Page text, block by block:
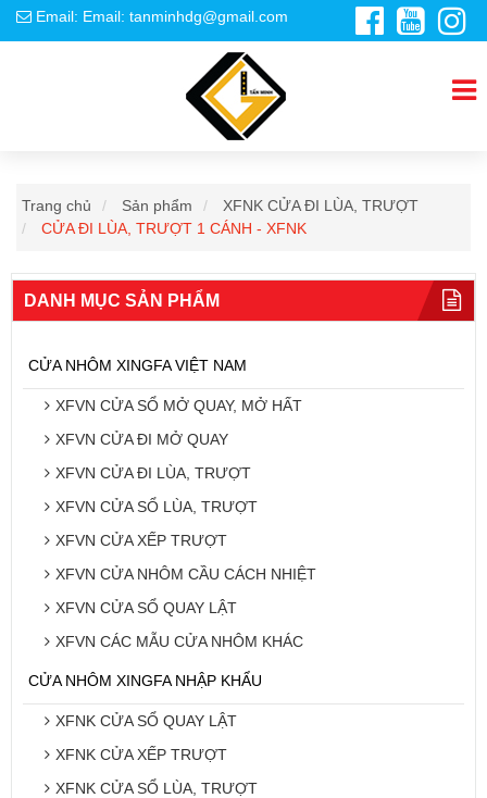
Email: Email: tanminhdg@gmail.com
Trang chủ Sản phẩm
XFNK CỬA ĐI LÙA, TRƯỢT
CỬA ĐI LÙA, TRƯỢT 1 CÁNH - XFNK
DANH MỤC SẢN PHẨM
CỬA NHÔM XINGFA VIỆT NAM
XFVN CỬA SỔ MỞ QUAY, MỞ HẤT
XFVN CỬA ĐI MỞ QUAY
XFVN CỬA ĐI LÙA, TRƯỢT
XFVN CỬA SỔ LÙA, TRƯỢT
XFVN CỬA XẾP TRƯỢT
XFVN CỬA NHÔM CẦU CÁCH NHIỆT
XFVN CỬA SỔ QUAY LẬT
XFVN CÁC MẪU CỬA NHÔM KHÁC
CỬA NHÔM XINGFA NHẬP KHẨU
XFNK CỬA SỔ QUAY LẬT
XFNK CỬA XẾP TRƯỢT
XFNK CỬA SỔ LÙA, TRƯỢT